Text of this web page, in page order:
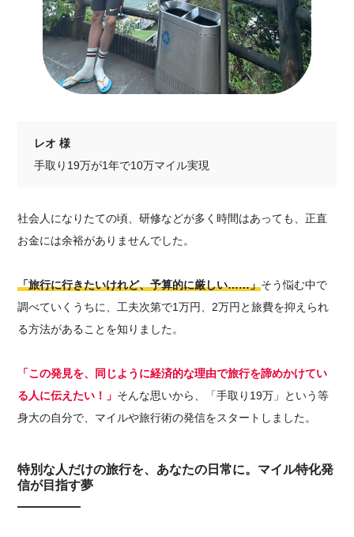
レオ 様
手取り19万が1年で10万マイル実現
社会人になりたての頃、研修などが多く時間はあっても、正直
お金には余裕がありませんでした。
「旅行に行きたいけれど、予算的に厳しい……」そう悩む中で
調べていくうちに、工夫次第で1万円、2万円と旅費を抑えられ
る方法があることを知りました。
「この発見を、同じように経済的な理由で旅行を諦めかけてい
る人に伝えたい！」 そんな思いから、「手取り19万」という等
身大の自分で、マイルや旅行術の発信をスタートしました。
特別な人だけの旅行を、あなたの日常に。マイル特化発
信が目指す夢